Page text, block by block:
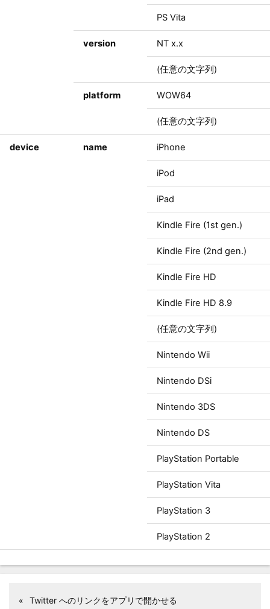
PS Vita
version NT x.x
(任意の文字列)
platform WOW64
(任意の文字列)
device name iPhone
iPod
iPad
Kindle Fire (1st gen.)
Kindle Fire (2nd gen.)
Kindle Fire HD
Kindle Fire HD 8.9
(任意の文字列)
Nintendo Wii
Nintendo DSi
Nintendo 3DS
Nintendo DS
PlayStation Portable
PlayStation Vita
PlayStation 3
PlayStation 2
« Twitter へのリンクをアプリで開かせる